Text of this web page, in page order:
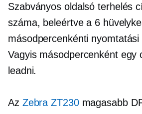
Szabványos oldalsó terhelés
száma, beleértve a 6
másodpercenkénti nyomtatási
Vagyis másodpercenként egy
leadni.
Az Zebra ZT230magasabb